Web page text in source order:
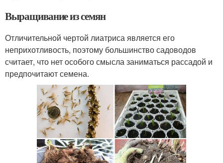
Выращивание из семян
Отличительной чертой лиатриса является его
неприхотливость, поэтому большинство садоводов
считает, что нет особого смысла заниматься рассадой и
предпочитают семена.